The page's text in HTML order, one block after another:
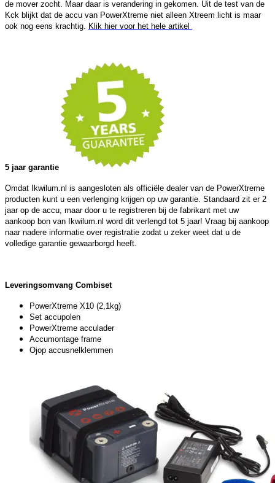
de mover zocht. Maar daar is verandering in gekomen. Uit de test van de
Kck blijkt dat de accu van PowerXtreme niet alleen Xtreem licht is maar
ook nog eens krachtig.
Klik hier voor het hele artikel
5 jaar garantie
Omdat Ikwilum.nl is aangesloten als officiële dealer van de PowerXtreme
producten kunt u een verlenging krijgen op uw garantie. Standaard zit er 2
jaar op de accu, maar door u te registreren bij de fabrikant met uw
aankoop bon van Ikwilum.nl word dit verlengd tot 5 jaar! Vraag bij aankoop
naar nadere informatie over registratie zodat u zeker weet dat u de
volledige garantie gewaarborgd heeft.
Leveringsomvang Combiset
PowerXtreme X10 (2,1kg)
Set accupolen
PowerXtreme acculader
Accumontage frame
Ojop accusnelklemmen